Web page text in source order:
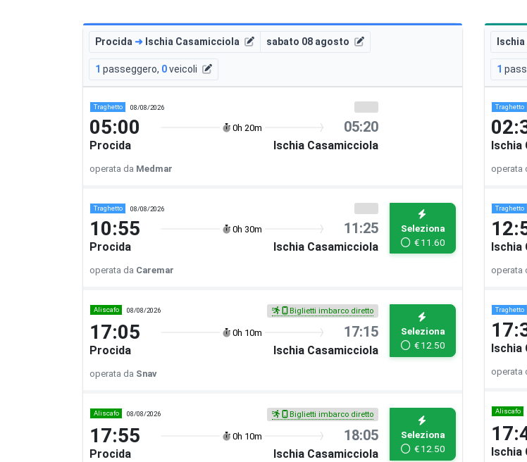
Procida ➜ Ischia Casamicciola sabato 08 agosto
1 passeggero, 0veicoli
Traghetto 08/08/2026
05:00 0h 20m 05:20
Procida Ischia Casamicciola
operata da Medmar
Traghetto 08/08/2026
10:55 0h 30m 11:25
Procida Ischia Casamicciola
Seleziona
€11.60
operata da Caremar
Aliscafo 08/08/2026 Biglietti imbarco diretto
17:05 0h 10m 17:15
Procida Ischia Casamicciola
Seleziona
€12.50
operata da Snav
Aliscafo 08/08/2026 Biglietti imbarco diretto
17:55 0h 10m 18:05
Procida Ischia Casamicciola
Seleziona
€12.50
1
Traghetto
Ischia
operata
Traghetto
Ischia
operata
Traghetto
Ischia
operata
Aliscafo